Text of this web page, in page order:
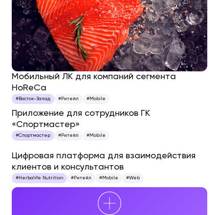
Мобильный ЛК для компаний сегмента
HoReCa
#Восток-Запад #Ритейл #Mobile
Приложение для сотрудников ГК
«Спортмастер»
#Спортмастер #Ритейл #Mobile
Цифровая платформа для взаимодействия
клиентов и консультантов
#Herbalife Nutrition #Ритейл #Mobile #Web